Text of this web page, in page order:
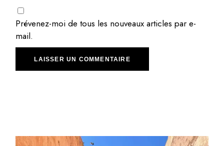
Prévenez-moi de tous les nouveaux articles par e-
mail.
LAISSER UN COMMENTAIRE